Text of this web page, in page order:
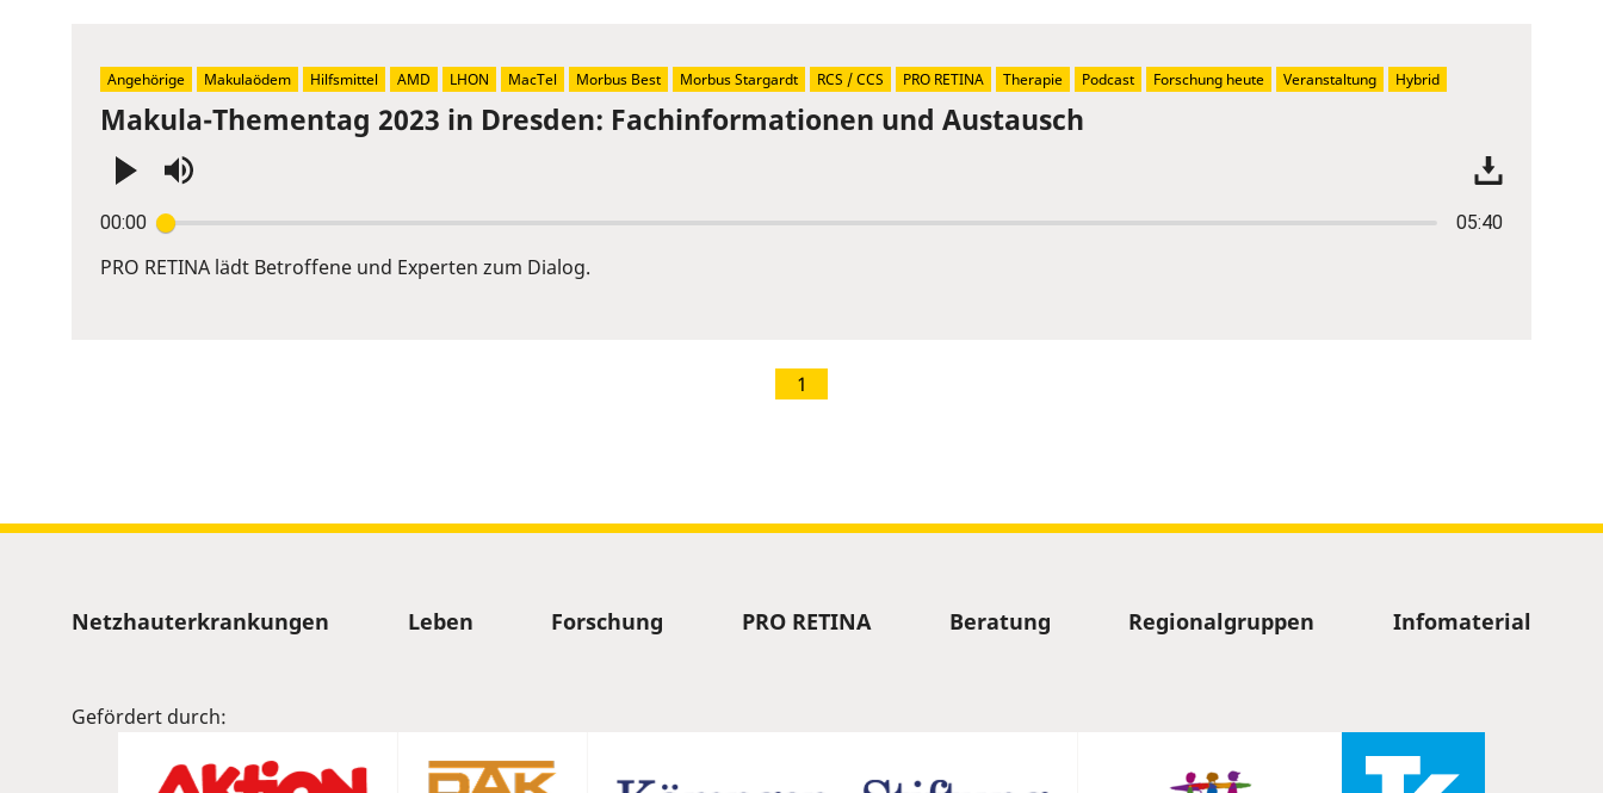
Makula-Thementag 2023 in Dresden: Fachinformationen und Austausch
00:00 05:40
Enter
or
PRO RETINA lädt Betroffene und Experten zum Dialog.
Angehörige Makulaödem Hilfsmittel AMD LHON MacTel Morbus Best Morbus Stargardt RCS / CCS PRO RETINA Therapie Podcast Forschung heute Veranstaltung Hybrid
1
Sitemap
Netzhauterkrankungen Leben Forschung PRO RETINA Beratung Regionalgruppen Infomaterial
Gefördert durch: